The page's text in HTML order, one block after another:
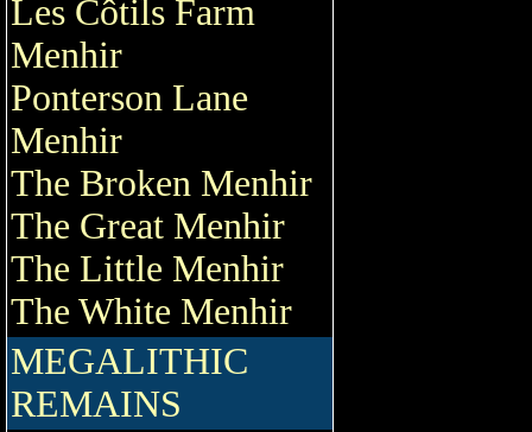
Les Côtils Farm
Menhir
Ponterson Lane
Menhir
The Broken Menhir
The Great Menhir
The Little Menhir
The White Menhir
MEGALITHIC
REMAINS